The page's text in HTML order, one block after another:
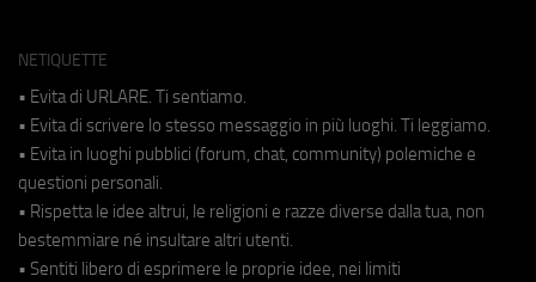
NETIQUETTE
• Evita di URLARE. Ti sentiamo.
• Evita di scrivere lo stesso messaggio in più luoghi. Ti leggiamo.
• Evita in luoghi pubblici (forum, chat, community) polemiche e
questioni personali.
• Rispetta le idee altrui, le religioni e razze diverse dalla tua, non
bestemmiare né insultare altri utenti.
• Sentiti libero di esprimere le proprie idee, nei limiti